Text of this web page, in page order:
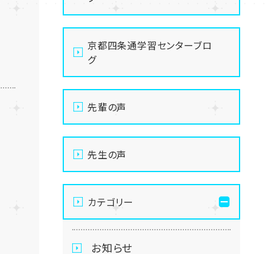
京都四条通学習センターブロ
グ
先輩の声
先生の声
カテゴリー
お知らせ